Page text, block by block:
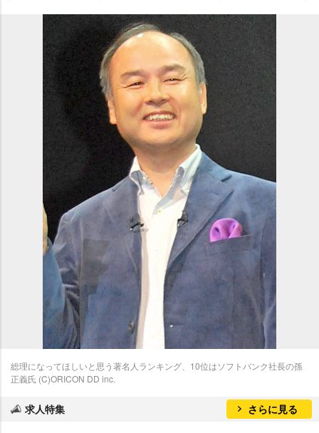
総理になってほしいと思う著名人ランキング、10位はソフトバンク社長の孫
正義氏 (C)ORICON DD inc.
求人特集 さらに見る